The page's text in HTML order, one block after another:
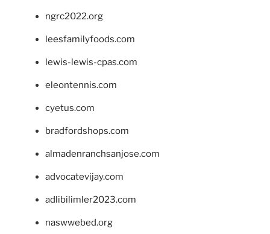
ngrc2022.org
leesfamilyfoods.com
lewis-lewis-cpas.com
eleontennis.com
cyetus.com
bradfordshops.com
almadenranchsanjose.com
advocatevijay.com
adlibilimler2023.com
naswwebed.org